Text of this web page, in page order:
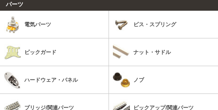
パーツ
電気パーツ ビス・スプリング
ピックガード ナット・サドル
ハードウェア・パネル ノブ
ブリッジ/関連パーツ ピックアップ/関連パーツ